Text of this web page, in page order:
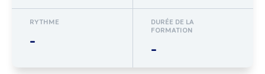
RYTHME
-
DURÉE DE LA
FORMATION
-